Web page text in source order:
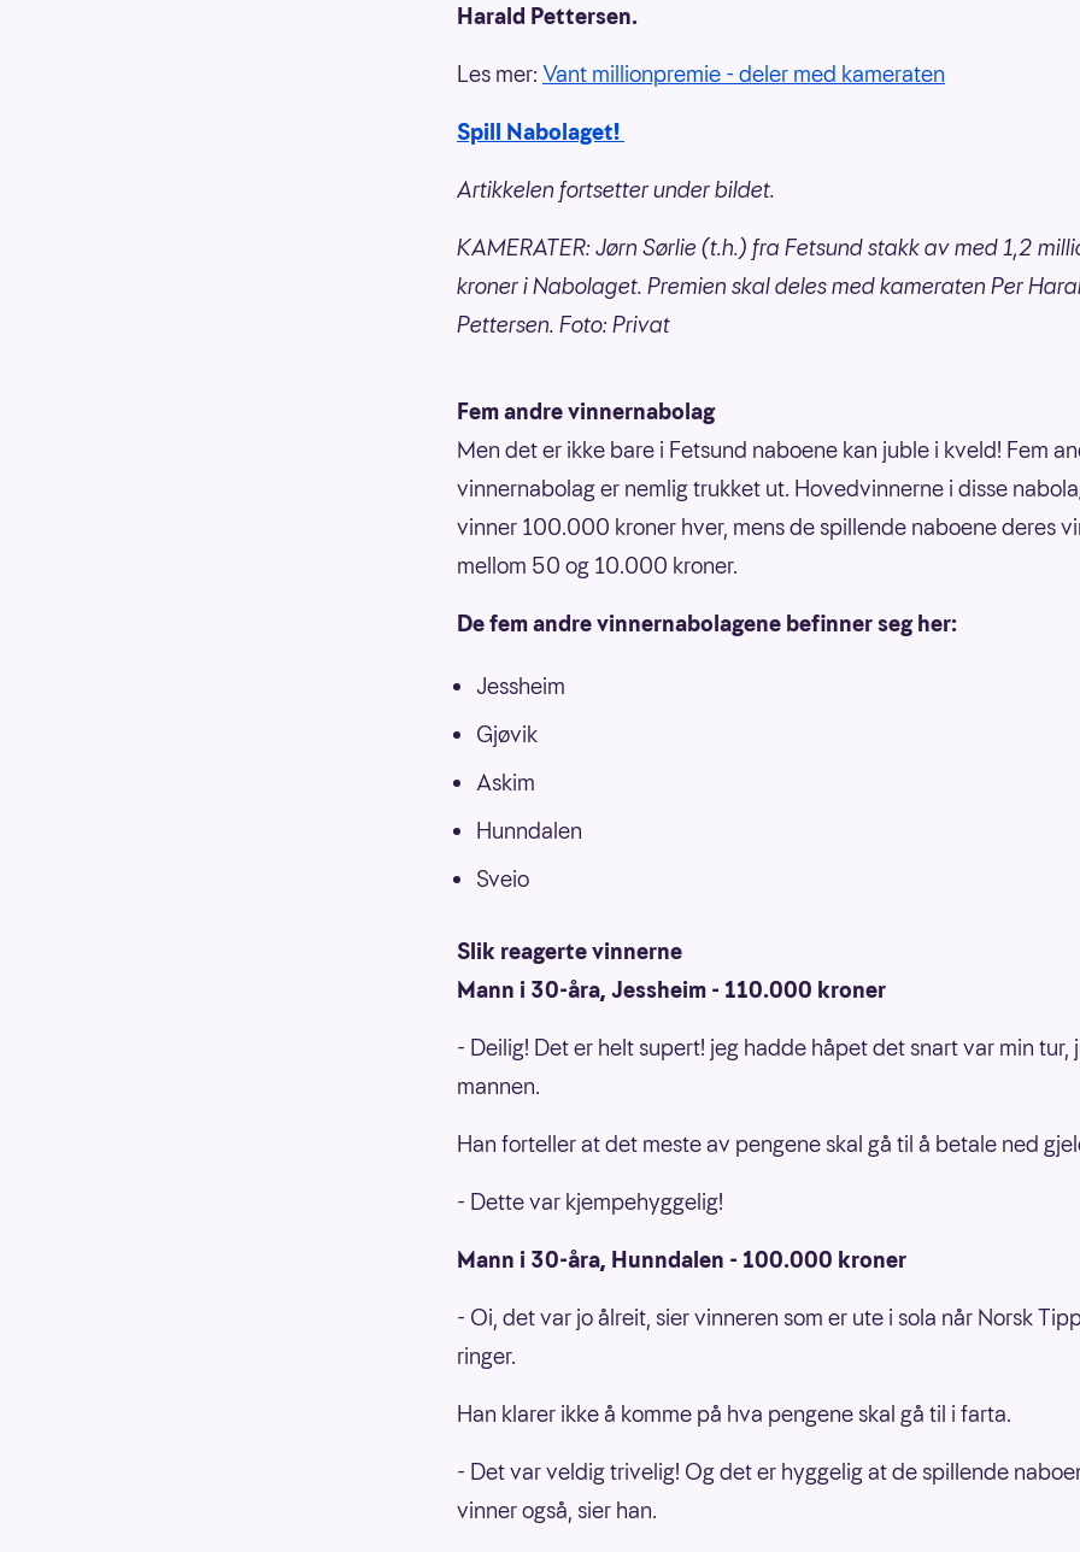
Harald Pettersen.
Les mer: Vant millionpremie - deler med kameraten
Spill Nabolaget!
Artikkelen fortsetter under bildet.
KAMERATER: Jørn Sørlie (t.h.) fra Fetsund stakk av med 1,2
kroner i Nabolaget. Premien skal deles med kameraten Per
Pettersen. Foto: Privat
Fem andre vinnernabolag
Men det er ikke bare i Fetsund naboene kan juble i kveld! Fem
vinnernabolag er nemlig trukket ut. Hovedvinnerne i disse
vinner 100.000 kroner hver, mens de spillende naboene deres
mellom 50 og 10.000 kroner.
De fem andre vinnernabolagene befinner seg her:
Jessheim
Gjøvik
Askim
Hunndalen
Sveio
Slik reagerte vinnerne
Mann i 30-åra, Jessheim - 110.000 kroner
- Deilig! Det er helt supert! jeg hadde håpet det snart var min tur,
mannen.
Han forteller at det meste av pengene skal gå til å betale ned
- Dette var kjempehyggelig!
Mann i 30-åra, Hunndalen - 100.000 kroner
- Oi, det var jo ålreit, sier vinneren som er ute i sola når Norsk
ringer.
Han klarer ikke å komme på hva pengene skal gå til i farta.
- Det var veldig trivelig! Og det er hyggelig at de spillende
vinner også, sier han.